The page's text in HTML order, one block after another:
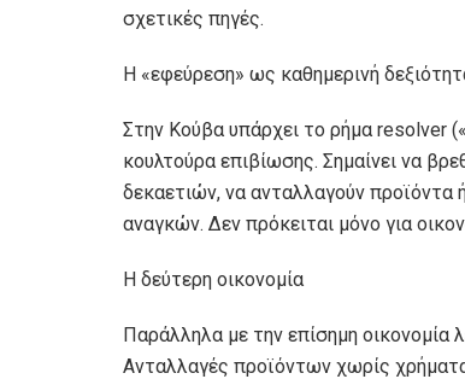
σχετικές πηγές.
Η «εφεύρεση» ως καθημερινή
Στην Κούβα υπάρχει το ρήμα resolver
κουλτούρα επιβίωσης. Σημαίνει να
δεκαετιών, να ανταλλαγούν προϊόντα
αναγκών. Δεν πρόκειται μόνο για
Η δεύτερη οικονομία
Παράλληλα με την επίσημη οικονομία
Ανταλλαγές προϊόντων χωρίς